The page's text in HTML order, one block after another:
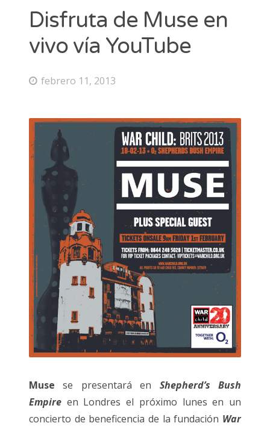
Disfruta de Muse en
vivo vía YouTube
febrero 11, 2013
Muse se presentará en Shepherd’s Bush
Empire en Londres el próximo lunes en un
concierto de beneficencia de la fundación War